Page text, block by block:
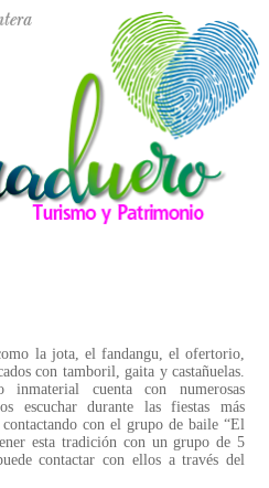
la jota, el fandangu, el ofertorio,
con tamboril, gaita y castañuelas.
inmaterial cuenta con numerosas
escuchar durante las fiestas más
con el grupo de baile “El
esta tradición con un grupo de 5
contactar con ellos a través del